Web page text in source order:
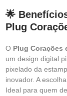
🌟
Plug
O Plug Corações
um design digital
pixelado da
inovador. A
Ideal para quem